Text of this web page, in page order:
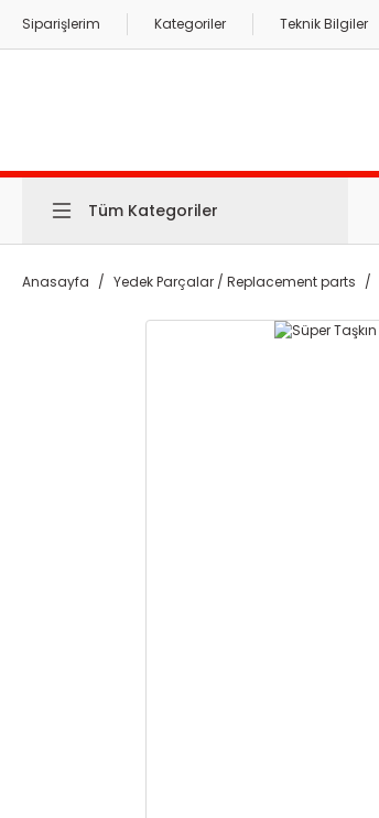
Siparişlerim Kategoriler Teknik Bilgiler
Tüm Kategoriler
Anasayfa Yedek Parçalar / Replacement parts